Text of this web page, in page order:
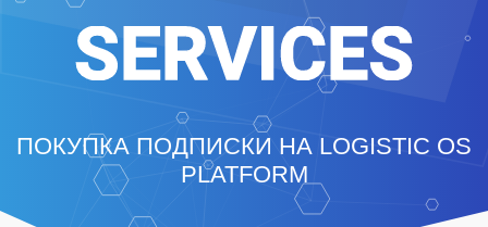
ПОКУПКА ПОДПИСКИ НА LOGISTIC OS
PLATFORM